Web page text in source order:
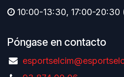
10:00-13:30, 17:00-20:30
Póngase en contacto